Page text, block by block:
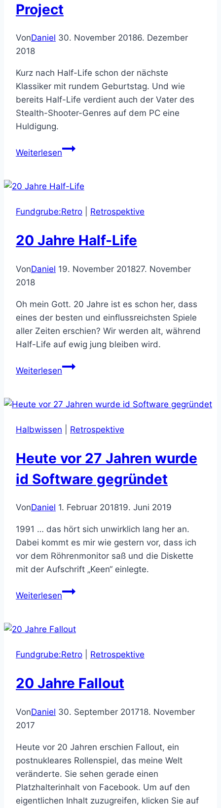
Project
VonDaniel 30. November 20186. Dezember
2018
Kurz nach Half-Life schon der nächste
Klassiker mit rundem Geburtstag. Und wie
bereits Half-Life verdient auch der Vater des
Stealth-Shooter-Genres auf dem PC eine
Huldigung.
Weiterlesen20
The
Project
Fundgrube:Retro Retrospektive
20 Jahre Half-Life
VonDaniel 19. November 201827. November
2018
Oh mein Gott. 20 Jahre ist es schon her, dass
eines der besten und einflussreichsten Spiele
aller Zeiten erschien? Wir werden alt, während
Half-Life auf ewig jung bleiben wird.
Weiterlesen20
Life
Halbwissen Retrospektive
Heute vor 27 Jahren wurde
id Software gegründet
VonDaniel 1. Februar 201819. Juni 2019
1991 … das hört sich unwirklich lang her an.
Dabei kommt es mir wie gestern vor, dass ich
vor dem Röhrenmonitor saß und die Diskette
mit der Aufschrift „Keen“ einlegte.
WeiterlesenHeute
Jahren
id
gegründet
Fundgrube:Retro Retrospektive
20 Jahre Fallout
VonDaniel 30. September 201718. November
2017
Heute vor 20 Jahren erschien Fallout, ein
postnukleares Rollenspiel, das meine Welt
veränderte. Sie sehen gerade einen
Platzhalterinhalt von Facebook. Um auf den
eigentlichen Inhalt zuzugreifen, klicken Sie auf